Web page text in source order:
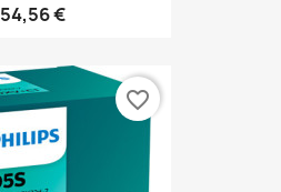
54,56 €
favorite_border